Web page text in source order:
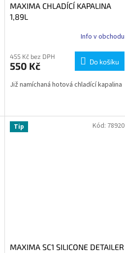
MAXIMA CHLADÍCÍ KAPALINA
1,89L
Info v obchodu
455 Kč bez DPH
550 Kč Do košíku
Již namíchaná hotová chladící kapalina
Tip
MAXIMA SC1 SILICONE DETAILER
Kód: 78920